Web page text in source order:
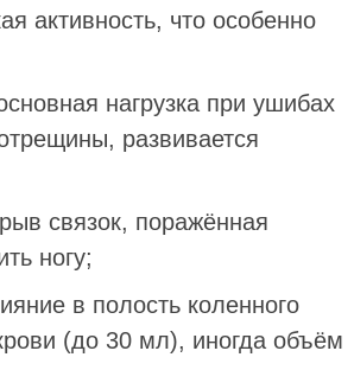
активность, что особенно
нагрузка при ушибах
развивается
связок, поражённая
ногу;
в полость коленного
(до 30 мл), иногда объём